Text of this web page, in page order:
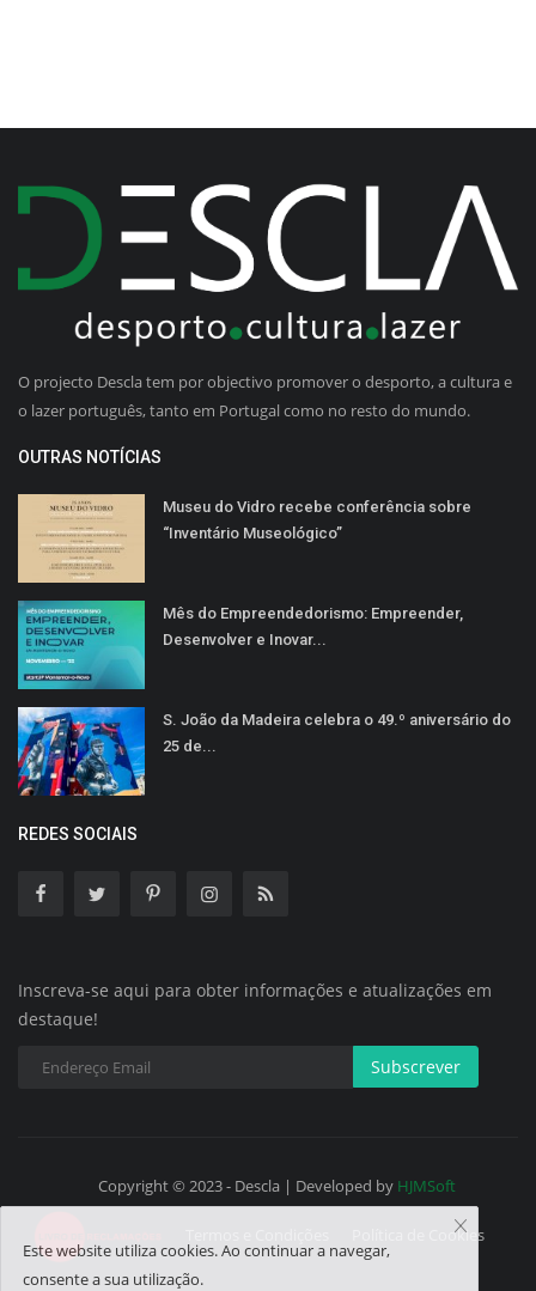
O projecto Descla tem por objectivo promover o desporto, a cultura e
o lazer português, tanto em Portugal como no resto do mundo.
OUTRAS NOTÍCIAS
Museu do Vidro recebe conferência sobre
“Inventário Museológico”
Mês do Empreendedorismo: Empreender,
Desenvolver e Inovar...
S. João da Madeira celebra o 49.º aniversário do
25 de...
REDES SOCIAIS
Inscreva-se aqui para obter informações e atualizações em
destaque!
Subscrever
Copyright © 2023 - Descla | Developed by HJMSoft
Política de Cookies
Este website utiliza cookies. Ao continuar a navegar,
consente a sua utilização.